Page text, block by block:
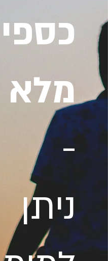
כספי
מלא
-
ניתן